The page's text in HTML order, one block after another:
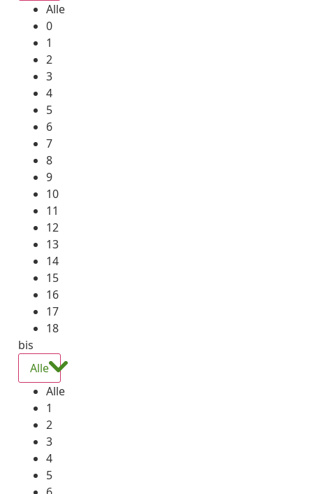
Alle
0
1
2
3
4
5
6
7
8
9
10
11
12
13
14
15
16
17
18
bis
Alle
Alle
1
2
3
4
5